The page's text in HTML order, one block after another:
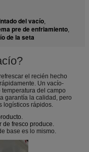
del vacío,
pre de enfriamiento,
de la seta
el recién hecho
Un vacío-
del campo
garantía la calidad, pero
logísticos rápidos.
de fresco produce.
base es lo mismo.